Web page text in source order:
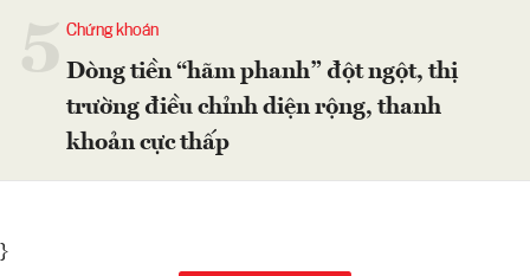
Chứng khoán
Dòng tiền “hãm phanh” đột ngột, thị
trường điều chỉnh diện rộng, thanh
khoản cực thấp
}